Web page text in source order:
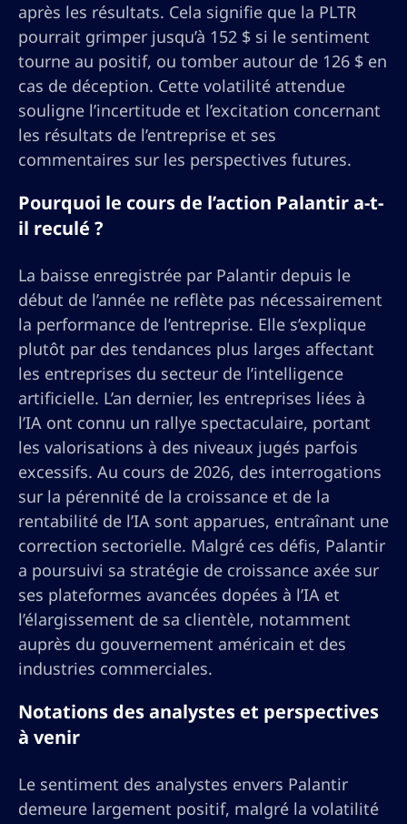
après les résultats. Cela signifie que la PLTR
pourrait grimper jusqu’à 152 $ si le sentiment
tourne au positif, ou tomber autour de 126 $ en
cas de déception. Cette volatilité attendue
souligne l’incertitude et l’excitation concernant
les résultats de l’entreprise et ses
commentaires sur les perspectives futures.
Pourquoi le cours de l’action Palantir a-t-
il reculé ?
La baisse enregistrée par Palantir depuis le
début de l’année ne reflète pas nécessairement
la performance de l’entreprise. Elle s’explique
plutôt par des tendances plus larges affectant
les entreprises du secteur de l’intelligence
artificielle. L’an dernier, les entreprises liées à
l’IA ont connu un rallye spectaculaire, portant
les valorisations à des niveaux jugés parfois
excessifs. Au cours de 2026, des interrogations
sur la pérennité de la croissance et de la
rentabilité de l’IA sont apparues, entraînant une
correction sectorielle. Malgré ces défis, Palantir
a poursuivi sa stratégie de croissance axée sur
ses plateformes avancées dopées à l’IA et
l’élargissement de sa clientèle, notamment
auprès du gouvernement américain et des
industries commerciales.
Notations des analystes et perspectives
à venir
Le sentiment des analystes envers Palantir
demeure largement positif, malgré la volatilité